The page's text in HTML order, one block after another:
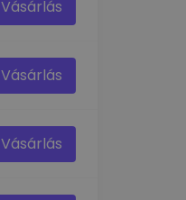
Vásárlás
Vásárlás
Vásárlás